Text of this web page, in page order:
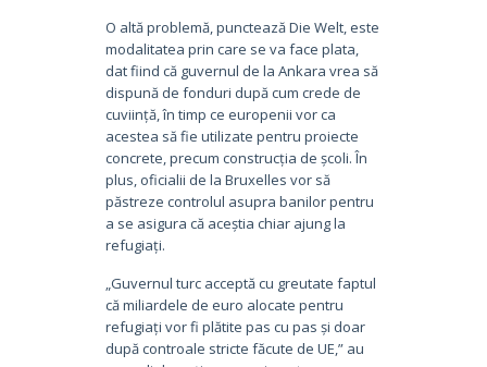
O altă problemă, punctează Die Welt, este
modalitatea prin care se va face plata,
dat fiind că guvernul de la Ankara vrea să
dispună de fonduri după cum crede de
cuviință, în timp ce europenii vor ca
acestea să fie utilizate pentru proiecte
concrete, precum construcția de școli. În
plus, oficialii de la Bruxelles vor să
păstreze controlul asupra banilor pentru
a se asigura că aceștia chiar ajung la
refugiați.
„Guvernul turc acceptă cu greutate faptul
că miliardele de euro alocate pentru
refugiați vor fi plătite pas cu pas și doar
după controale stricte făcute de UE,” au